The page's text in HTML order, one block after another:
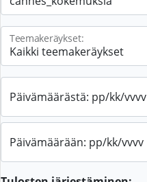
Teemakeräykset:
Päivämäärästä: pp/kk/vvvv
Päivämäärään: pp/kk/vvvv